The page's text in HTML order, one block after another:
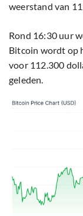
weerstand van
Rond 16:30 uur
Bitcoin wordt op
voor 112.300
geleden.